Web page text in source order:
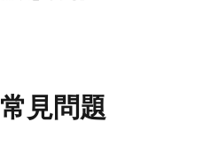
常見問題